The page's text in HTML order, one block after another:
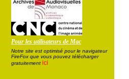
Pour les utilisateurs de Mac
Notre site est optimisé pour le navigateur
FireFox que vous pouvez télécharger
gratuitement ici